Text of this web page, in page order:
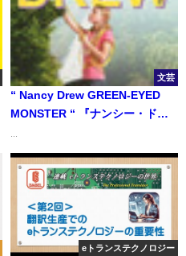
文芸
“ Nancy Drew GREEN-EYED
MONSTER “ 『ナンシー・ドル
eトランステクノロジー